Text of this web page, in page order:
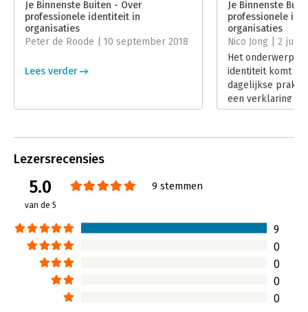
Hoofdrubriek:
Je Binnenste Buiten - Over
professionele identiteit in
organisaties
Peter de Roode | 10 september 2018
Lees verder
Je Binnenste
professionele
organisaties
Nico Jong | 2 juli
Het onderwerp
identiteit komt
dagelijkse
een verklaring
vakgebied als
vuur komt te
professie te
zijn collega’s in
binnenste
de slag te gaan
identiteit. Dat is
eenvoudige
Lezersrecensies
5.0
van de 5
9 stemmen
9
0
0
0
0